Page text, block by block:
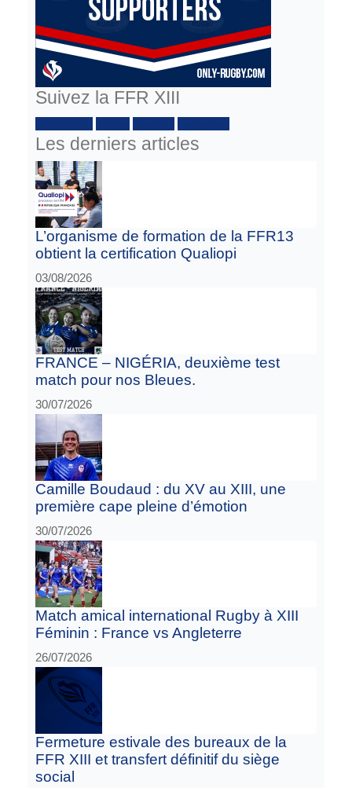
Suivez la FFR XIII
Les derniers articles
L’organisme de formation de la FFR13
obtient la certification Qualiopi
03/08/2026
FRANCE – NIGÉRIA, deuxième test
match pour nos Bleues.
30/07/2026
Camille Boudaud : du XV au XIII, une
première cape pleine d’émotion
30/07/2026
Match amical international Rugby à XIII
Féminin : France vs Angleterre
26/07/2026
Fermeture estivale des bureaux de la
FFR XIII et transfert définitif du siège
social